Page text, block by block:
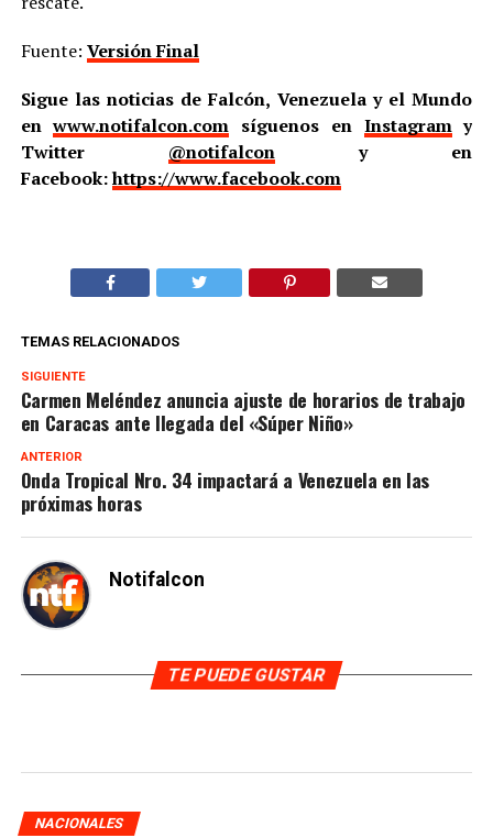
Fuente: Versión Final
Sigue las noticias de Falcón, Venezuela y el Mundo
enwww.notifalcon.com síguenos en Instagramy
Twitter @notifalcony en
Facebook:https://www.facebook.com
TEMAS RELACIONADOS
SIGUIENTE
Carmen Meléndez anuncia ajuste de horarios de trabajo
en Caracas ante llegada del «Súper Niño»
ANTERIOR
Onda Tropical Nro. 34 impactará a Venezuela en las
próximas horas
Notifalcon
TE PUEDE GUSTAR
NACIONALES